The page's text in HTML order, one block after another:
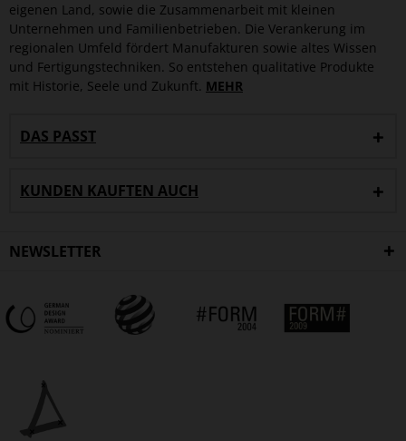
eigenen Land, sowie die Zusammenarbeit mit kleinen
Unternehmen und Familienbetrieben. Die Verankerung im
regionalen Umfeld fördert Manufakturen sowie altes Wissen
und Fertigungstechniken. So entstehen qualitative Produkte
mit Historie, Seele und Zukunft. MEHR
DAS PASST
KUNDEN KAUFTEN AUCH
NEWSLETTER